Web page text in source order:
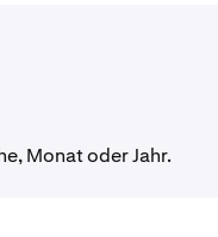
Monat oder Jahr.